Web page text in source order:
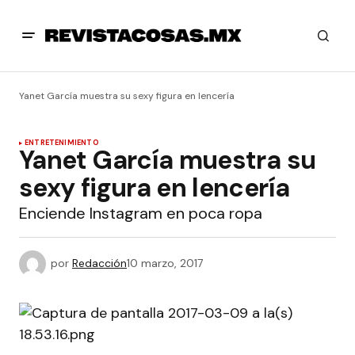
Yanet García muestra su sexy figura en lencería
ENTRETENIMIENTO
Yanet García muestra su
sexy figura en lencería
Enciende Instagram en poca ropa
por Redacción10 marzo, 2017